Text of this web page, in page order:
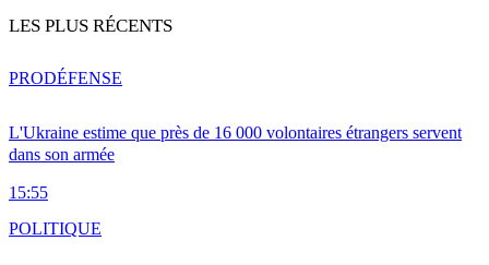
LES PLUS RÉCENTS
L'Ukraine estime que près de 16 000 volontaires étrangers servent
dans son armée
15:55
PRODÉFENSE
POLITIQUE